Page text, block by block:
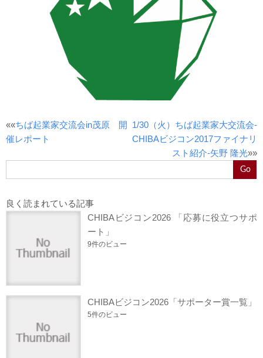
««ちば起業家交流会in茂原 開
催レポート
1/30（火）ちば起業家大交流会-
CHIBAビジコン2017ファイナリ
スト紹介-矢野 隆光»»
Go
良く読まれている記事
CHIBAビジコン2026 「応募に役立つサポ
ート」
9件のビュー
CHIBAビジコン2026「サポーター賞一覧」
5件のビュー